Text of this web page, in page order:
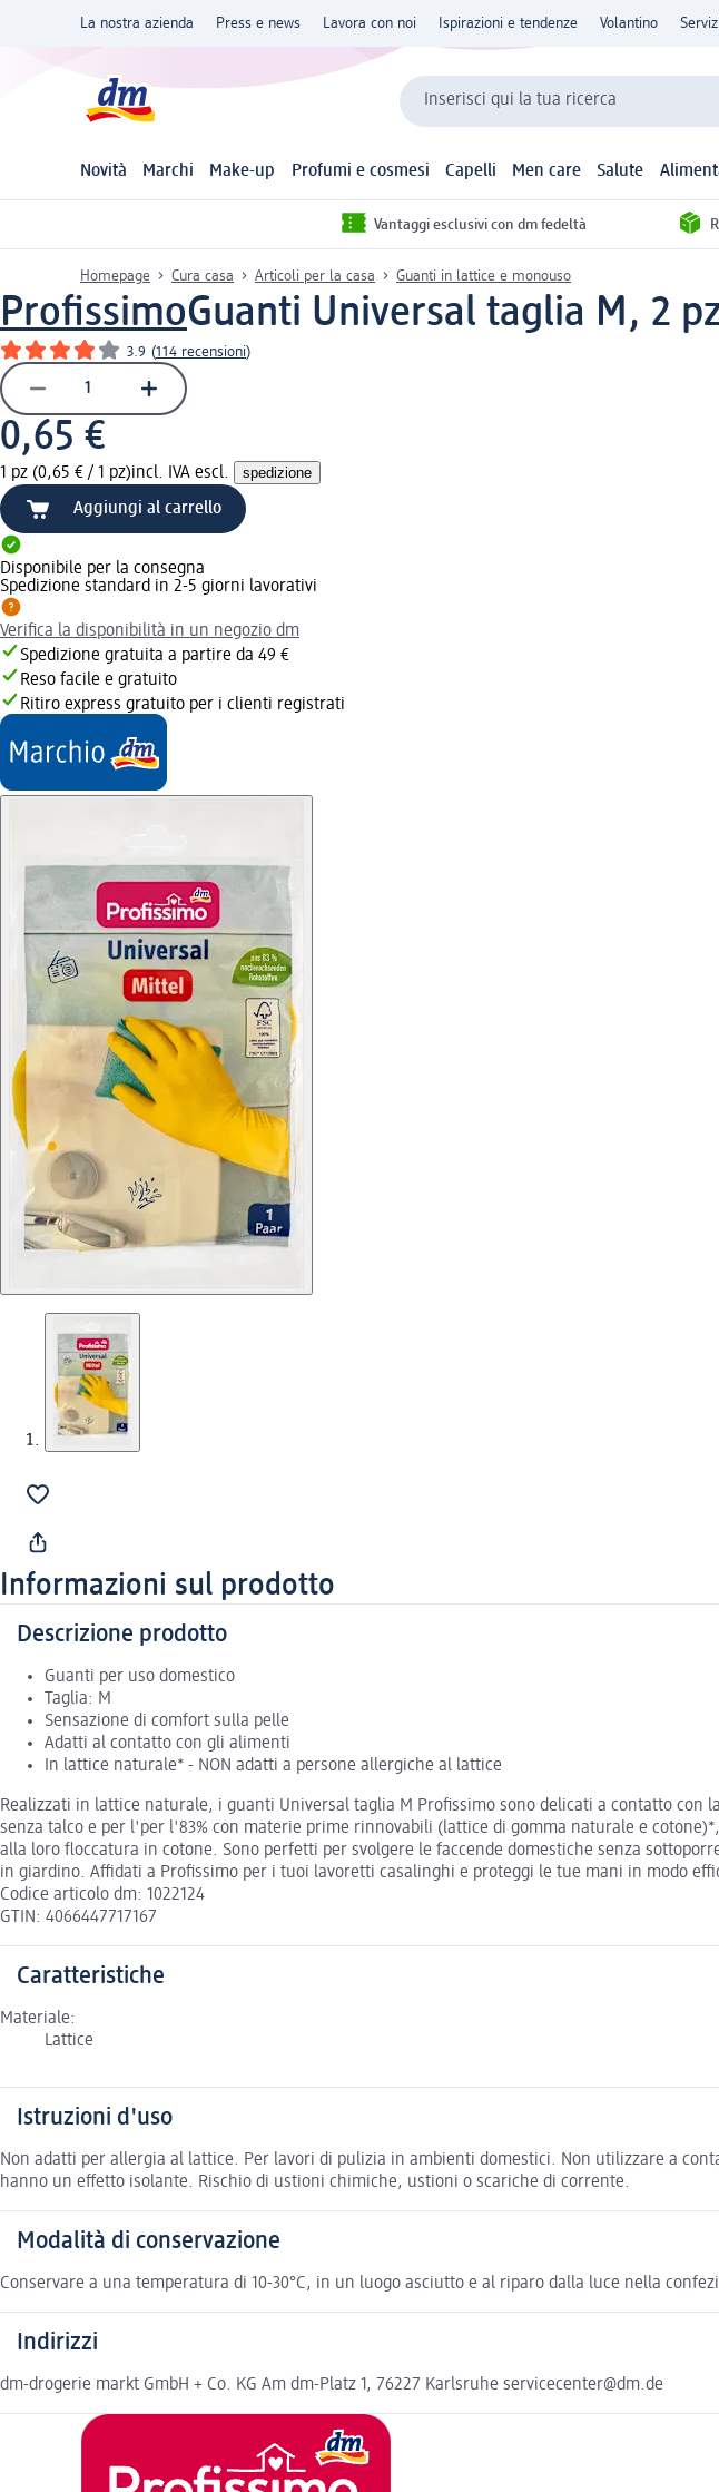
La nostra azienda Press e news Lavora con noi Ispirazioni e tendenze Volantino Servizi
Inserisci qui la tua ricerca
Novità Marchi Make-up Profumi e cosmesi Capelli Men care Salute
Vantaggi esclusivi con dm fedeltà
Homepage Cura casa Articoli per la casa Guanti in lattice e monouso
ProfissimoGuanti Universal taglia M, 2
3.9 (114 recensioni)
0,65 €
1 pz (0,65 € / 1 pz)incl. IVA escl. spedizione
Aggiungi al carrello
Disponibile per la consegna
Spedizione standard in 2-5 giorni lavorativi
Verifica la disponibilità in un negozio dm
Spedizione gratuita a partire da 49 €
Reso facile e gratuito
Ritiro express gratuito per i clienti registrati
Informazioni sul prodotto
Descrizione prodotto
Guanti per uso domestico
Taglia: M
Sensazione di comfort sulla pelle
Adatti al contatto con gli alimenti
In lattice naturale* - NON adatti a persone allergiche al lattice
Realizzati in lattice naturale, i guanti Universal taglia M Profissimo sono delicati a contatto
senza talco e per l'per l'83% con materie prime rinnovabili (lattice di gomma naturale e
alla loro floccatura in cotone. Sono perfetti per svolgere le faccende domestiche senza
in giardino. Affidati a Profissimo per i tuoi lavoretti casalinghi e proteggi le tue mani in modo
Codice articolo dm: 1022124
GTIN: 4066447717167
Caratteristiche
Materiale:
Lattice
Istruzioni d'uso
Non adatti per allergia al lattice. Per lavori di pulizia in ambienti domestici. Non utilizzare a
hanno un effetto isolante. Rischio di ustioni chimiche, ustioni o scariche di corrente.
Modalità di conservazione
Conservare a una temperatura di 10-30°C, in un luogo asciutto e al riparo dalla luce nella
Indirizzi
dm-drogerie markt GmbH + Co. KG Am dm-Platz 1, 76227 Karlsruhe servicecenter@dm.de